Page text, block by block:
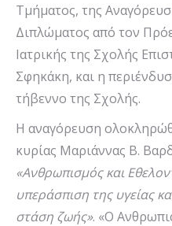
Τμήματος, της
Διπλώματος από τον
Ιατρικής της Σχολής
Σφηκάκη, και η
τήβεννο της Σχολής.
Η αναγόρευση
κυρίας Μαριάννας Β.
«Ανθρωπισμός και
υπεράσπιση της υγείας
στάση ζωής». «O